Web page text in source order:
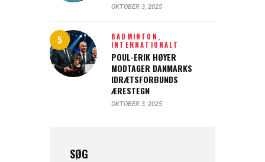
OKTOBER 3, 2025
BADMINTON,
INTERNATIONALT
POUL-ERIK HØYER
MODTAGER DANMARKS
IDRÆTSFORBUNDS
ÆRESTEGN
OKTOBER 3, 2025
SØG